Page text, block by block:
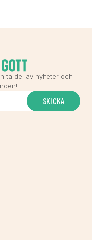
ta del av nyheter och
SKICKA